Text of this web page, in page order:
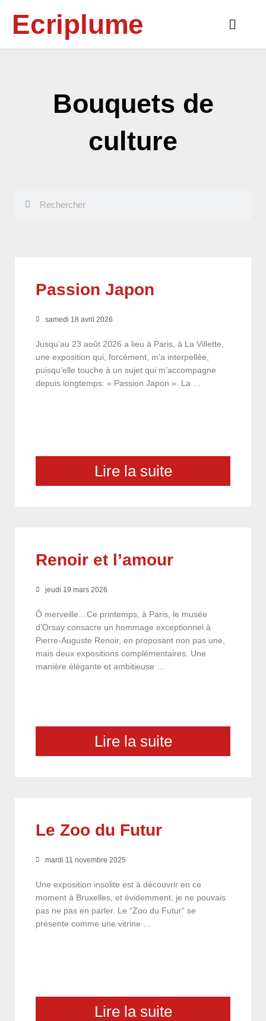
contenuEcriplume
Main
Bouquets de
culture
Passion Japon
samedi 18 avril 2026
Jusqu’au 23 août 2026 a lieu à Paris, à La Villette,
une exposition qui, forcément, m’a interpellée,
puisqu’elle touche à un sujet qui m’accompagne
depuis longtemps: « Passion Japon ». La …
Lire la suite
Renoir et l’amour
jeudi 19 mars 2026
Ô merveille…Ce printemps, à Paris, le musée
d’Orsay consacre un hommage exceptionnel à
Pierre-Auguste Renoir, en proposant non pas une,
mais deux expositions complémentaires. Une
manière élégante et ambitieuse …
Lire la suite
Le Zoo du Futur
mardi 11 novembre 2025
Une exposition insolite est à découvrir en ce
moment à Bruxelles, et évidemment, je ne pouvais
pas ne pas en parler. Le “Zoo du Futur” se
présente comme une vitrine …
Lire la suite